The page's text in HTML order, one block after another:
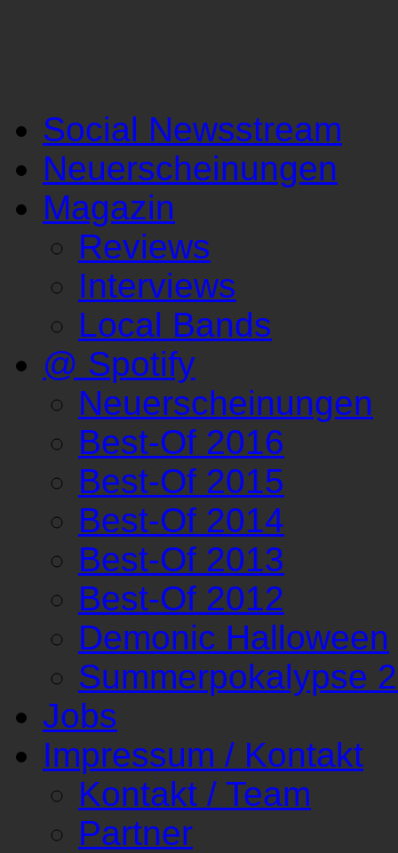
Social Newsstream
Neuerscheinungen
Magazin
Reviews
Interviews
Local Bands
@ Spotify
Neuerscheinungen
Best-Of 2016
Best-Of 2015
Best-Of 2014
Best-Of 2013
Best-Of 2012
Demonic Halloween
Summerpokalypse
Jobs
Impressum / Kontakt
Kontakt / Team
Partner